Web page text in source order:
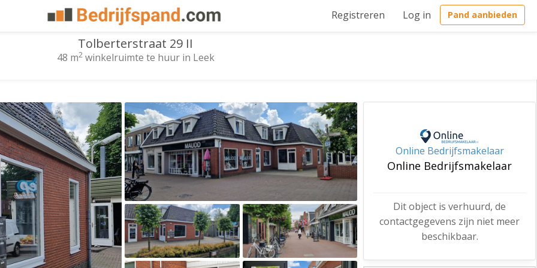
Registreren Log in Pand aanbieden
Tolberterstraat 29 II
48 m2winkelruimte te huur in Leek
Online Bedrijfsmakelaar
Online Bedrijfsmakelaar
Dit object is verhuurd, de
contactgegevens zijn niet meer
beschikbaar.